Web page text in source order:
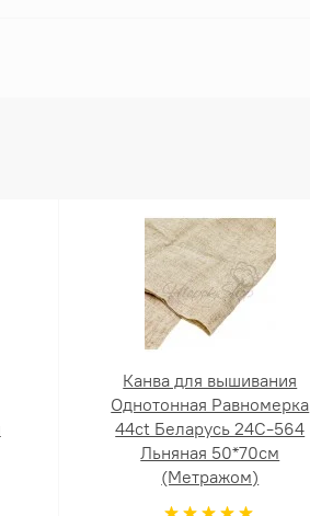
Канва для вышивания
Однотонная Равномерка
44ct Беларусь 24С-564
Льняная 50*70см
(Метражом)